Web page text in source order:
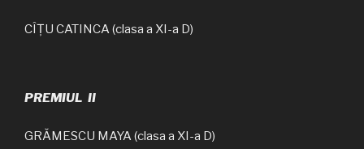
CÎȚU CATINCA (clasa a XI-a D)
PREMIUL II
GRĂMESCU MAYA (clasa a XI-a D)